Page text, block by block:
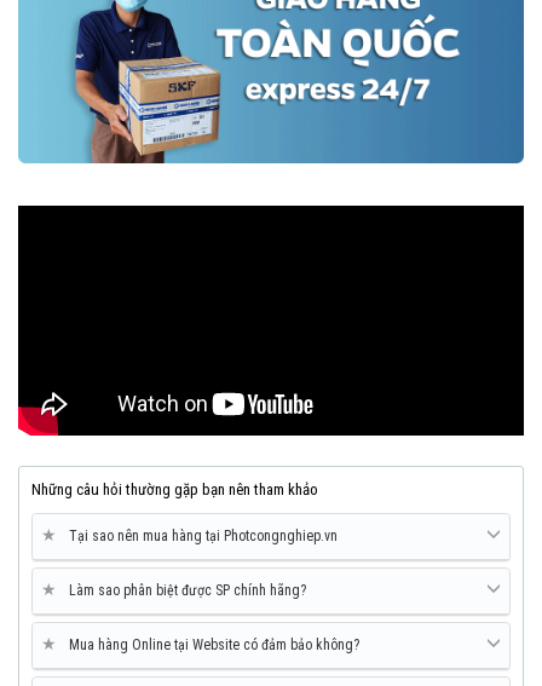
Những câu hỏi thường gặp bạn nên tham khảo
★ Tại sao nên mua hàng tại Photcongnghiep.vn
★ Làm sao phân biệt được SP chính hãng?
★ Mua hàng Online tại Website có đảm bảo không?